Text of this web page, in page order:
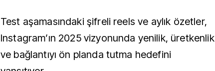
Test aşamasındaki şifreli reels ve aylık özetler,
Instagram’ın 2025 vizyonunda yenilik, üretkenlik
ve bağlantıyı ön planda tutma hedefini